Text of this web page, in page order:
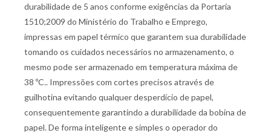
durabilidade de 5 anos conforme exigências da Portaria
1510;2009 do Ministério do Trabalho e Emprego,
impressas em papel térmico que garantem sua durabilidade
tomando os cuidados necessários no armazenamento, o
mesmo pode ser armazenado em temperatura máxima de
38 ºC.. Impressões com cortes precisos através de
guilhotina evitando qualquer desperdício de papel,
consequentemente garantindo a durabilidade da bobina de
papel. De forma inteligente e simples o operador do